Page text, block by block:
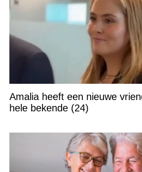
Amalia heeft een nieuwe
hele bekende (24)